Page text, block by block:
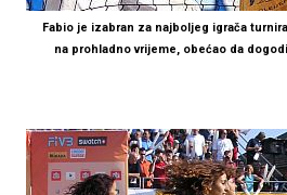
Fabio je izabran za najboljeg igrača
na prohladno vrijeme, obećao da